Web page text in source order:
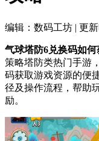
编辑：数码工坊 | 更
气球塔防6兑换码如
策略塔防类热门手游
码获取游戏资源的便
径及操作流程，帮助
励。